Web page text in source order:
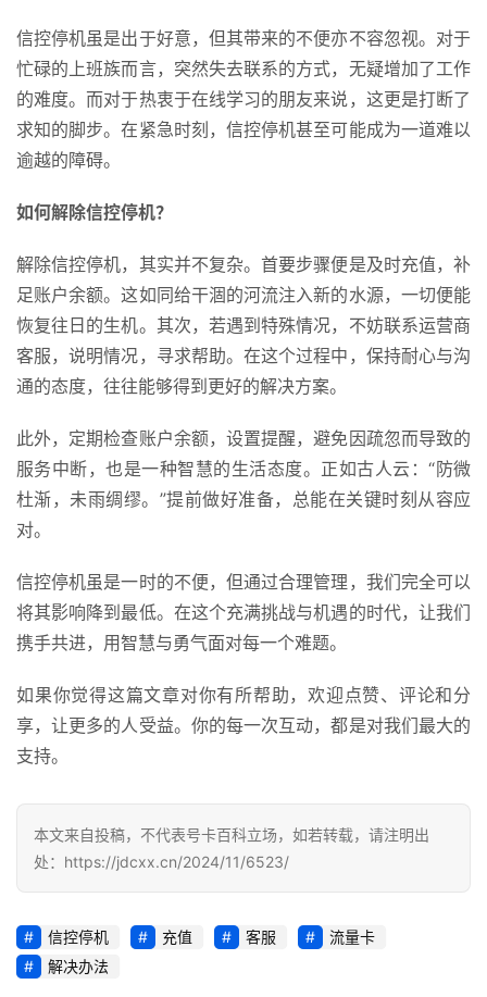
首
页
号
卡
百
防
诈
知
行
业
讯
流
卡
推
荐
号
码
认
投稿
信控停机虽是出于好意，但其带来的不便亦不容忽视。对于
忙碌的上班族而言，突然失去联系的方式，无疑增加了工作
的难度。而对于热衷于在线学习的朋友来说，这更是打断了
求知的脚步。在紧急时刻，信控停机甚至可能成为一道难以
逾越的障碍。
如何解除信控停机？
解除信控停机，其实并不复杂。首要步骤便是及时充值，补
足账户余额。这如同给干涸的河流注入新的水源，一切便能
恢复往日的生机。其次，若遇到特殊情况，不妨联系运营商
客服，说明情况，寻求帮助。在这个过程中，保持耐心与沟
通的态度，往往能够得到更好的解决方案。
此外，定期检查账户余额，设置提醒，避免因疏忽而导致的
服务中断，也是一种智慧的生活态度。正如古人云：“防微
杜渐，未雨绸缪。”提前做好准备，总能在关键时刻从容应
对。
信控停机虽是一时的不便，但通过合理管理，我们完全可以
将其影响降到最低。在这个充满挑战与机遇的时代，让我们
携手共进，用智慧与勇气面对每一个难题。
如果你觉得这篇文章对你有所帮助，欢迎点赞、评论和分
享，让更多的人受益。你的每一次互动，都是对我们最大的
支持。
本文来自投稿，不代表号卡百科立场，如若转载，请注明出
处：https://jdcxx.cn/2024/11/6523/
信控停机 充值 客服
流量卡
解决办法